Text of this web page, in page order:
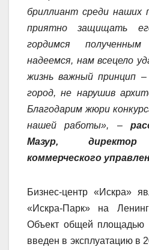
бриллиант среди наших
приятно защищать
гордимся
надеемся, нам всецело
жизнь важный принцип
город, не нарушив
Благодарим жюри
нашей работы», –
Мазур, директор
коммерческого
Бизнес-центр «Искра»
«Искра-Парк» на
Объект общей площадью
введен в эксплуатацию в